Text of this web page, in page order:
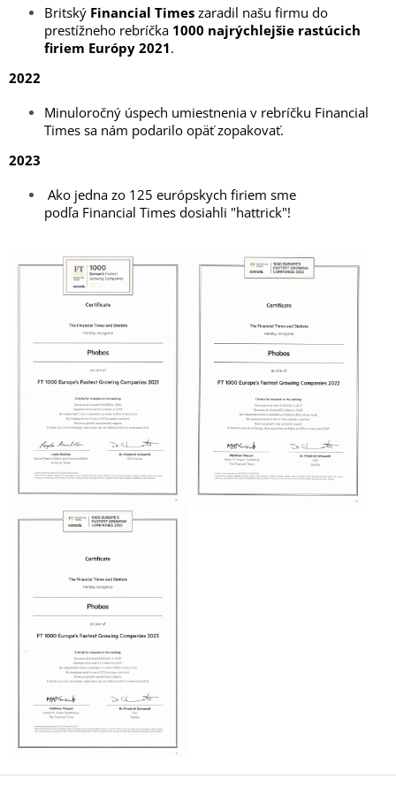
Britský Financial Times zaradil našu firmu do
prestížneho rebríčka 1000 najrýchlejšie rastúcich
firiem Európy 2021.
2022
Minuloročný úspech umiestnenia v rebríčku Financial
Times sa nám podarilo opäť zopakovať.
2023
Ako jedna zo 125 európskych firiem sme
podľa Financial Times dosiahli "hattrick"!
Z